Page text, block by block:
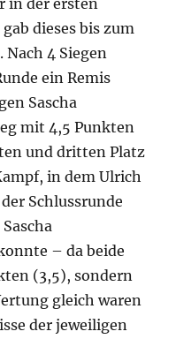
in der ersten
dieses bis zum
4 Siegen
ein Remis
Sascha
mit 4,5 Punkten
und dritten Platz
in dem Ulrich
Schlussrunde
– da beide
(3,5), sondern
gleich waren
der jeweiligen